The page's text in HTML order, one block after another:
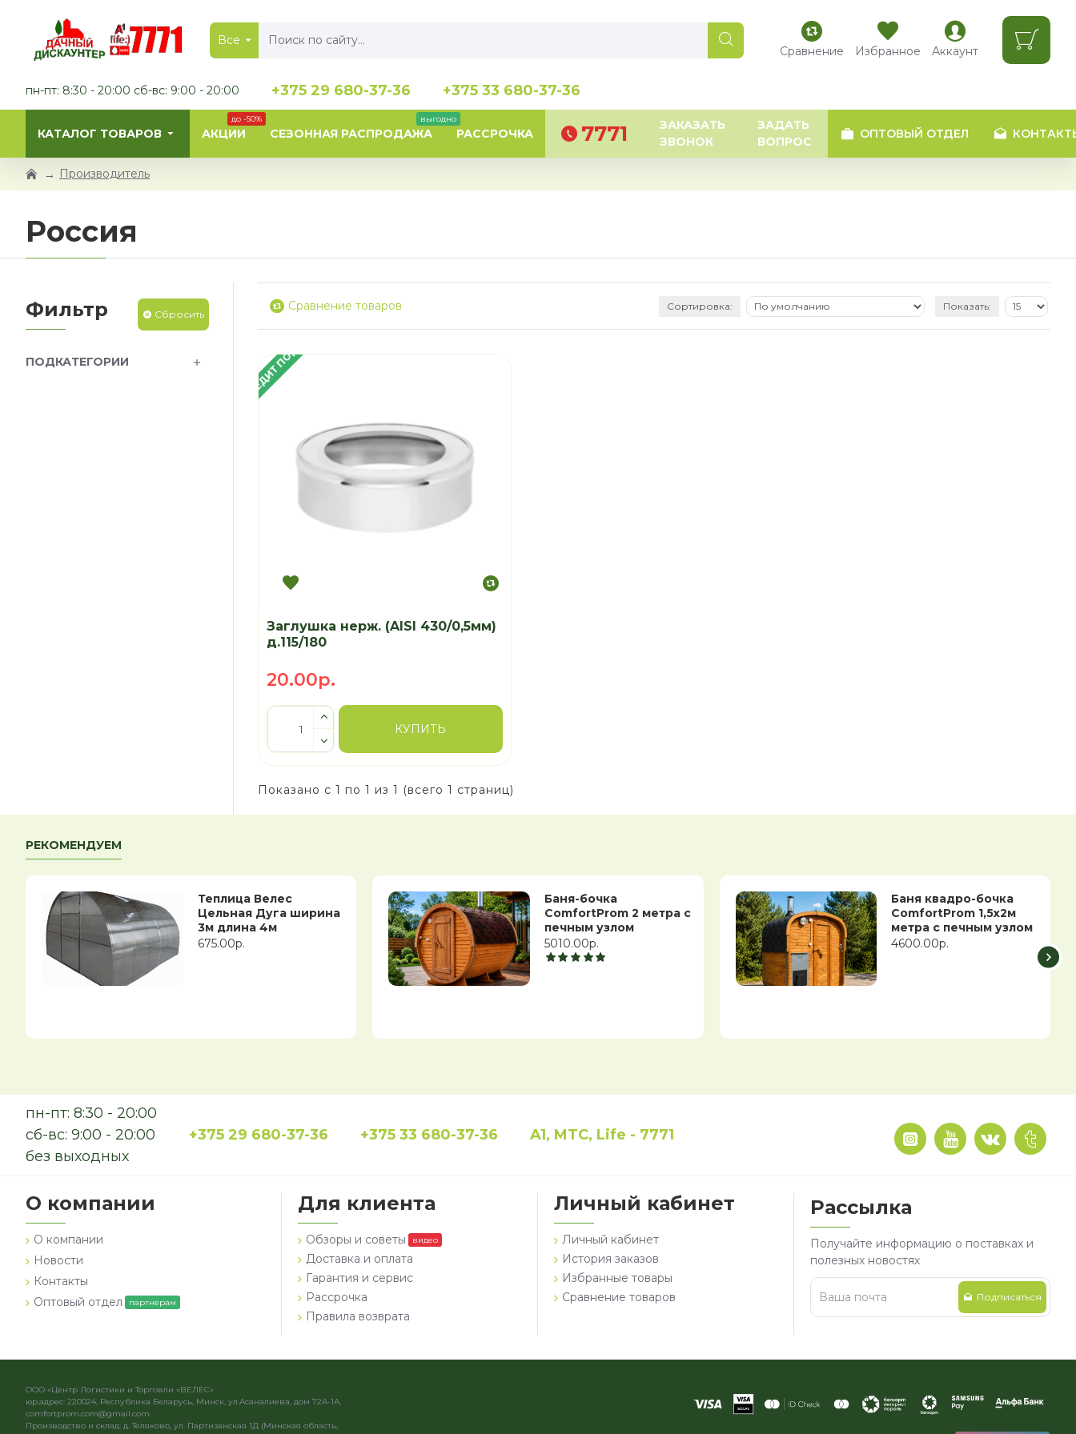
Все
Сравнение Избранное Аккаунт
пн-пт: 8:30 - 20:00 сб-вс: 9:00 - 20:00 +375 29 680-37-36 +375 33 680-37-36
КАТАЛОГ ТОВАРОВ АКЦИИ
до -50%
СЕЗОННАЯ РАСПРОДАЖА
выгодно
РАССРОЧКА 7771
ЗАКАЗАТЬ
ЗВОНОК
ЗАДАТЬ
ВОПРОС
ОПТОВЫЙ ОТДЕЛ
Производитель
Россия
Фильтр Сбросить
ПОДКАТЕГОРИИ
Сравнение товаров Сортировка: Показать:
В КРЕДИТ ПОД 4%
Заглушка нерж. (AISI 430/0,5мм)
д.115/180
20.00р.
КУПИТЬ
Показано с 1 по 1 из 1 (всего 1 страниц)
РЕКОМЕНДУЕМ
Теплица Велес
Цельная Дуга ширина
3м длина 4м
675.00р.
Баня-бочка
ComfortProm 2 метра с
печным узлом
5010.00р.
Баня квадро-бочка
ComfortProm 1,5х2м
метра с печным узлом
4600.00р.
пн-пт: 8:30 - 20:00
сб-вс: 9:00 - 20:00
без выходных
+375 29 680-37-36 +375 33 680-37-36 A1, MTC, Life - 7771
О компании
О компании
Новости
Контакты
Оптовый отдел
партнерам
Для клиента
Обзоры и советы видео
Доставка и оплата
Гарантия и сервис
Рассрочка
Правила возврата
Личный кабинет
Личный кабинет
История заказов
Избранные товары
Сравнение товаров
Рассылка
Получайте информацию о поставках и
полезных новостях
Подписаться
ООО «Центр Логистики и Торговли «ВЕЛЕС»
юр.адрес: 220024, Республика Беларусь, Минск, ул.Асаналиева, дом 72А-1А,
comfortprom.com@gmail.com
Производство и склад: д. Теляково, ул. Партизанская 1Д (Минская область,